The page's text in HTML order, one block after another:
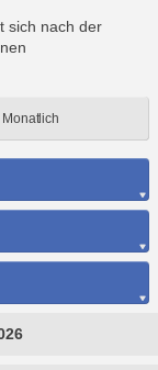
sich nach der
Monatlich